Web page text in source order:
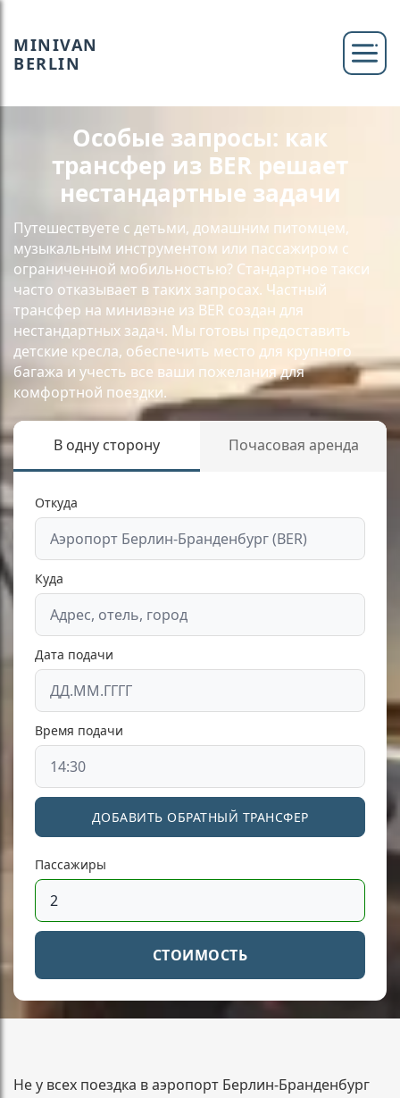
MINIVAN
BERLIN
Особые запросы: как
трансфер из BER решает
нестандартные задачи
Путешествуете с детьми, домашним питомцем,
музыкальным инструментом или пассажиром с
ограниченной мобильностью? Стандартное такси
часто отказывает в таких запросах. Частный
трансфер на минивэне из BER создан для
нестандартных задач. Мы готовы предоставить
детские кресла, обеспечить место для крупного
багажа и учесть все ваши пожелания для
комфортной поездки.
В одну сторону Почасовая аренда
Откуда
Куда
Дата подачи
Время подачи
ДОБАВИТЬ ОБРАТНЫЙ ТРАНСФЕР
Пассажиры
СТОИМОСТЬ
Не у всех поездка в аэропорт Берлин-Бранденбург